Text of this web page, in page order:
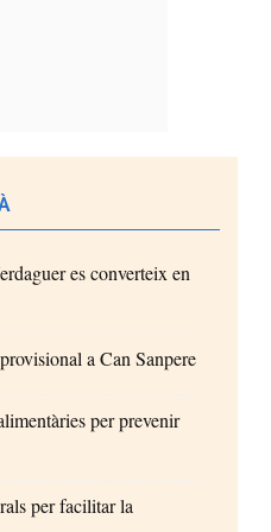
es converteix en
a Can Sanpere
per prevenir
per facilitar la